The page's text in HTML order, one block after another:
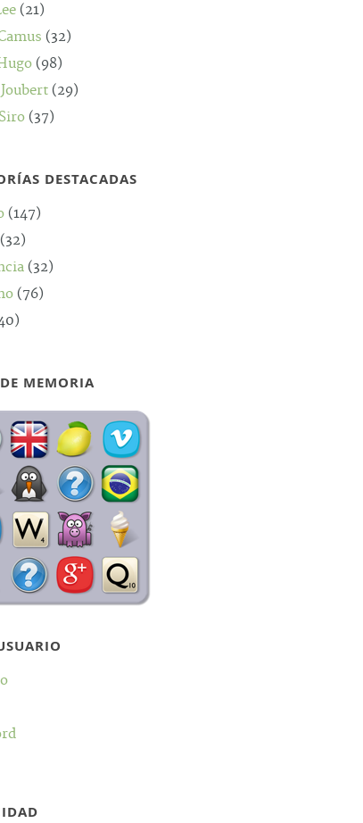
(21)
(32)
(98)
(29)
(37)
DESTACADAS
(147)
(32)
(32)
(76)
MEMORIA